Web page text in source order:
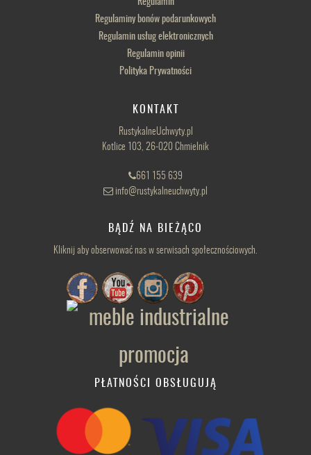
Regulamin
Regulaminy bonów podarunkowych
Regulamin usług elektronicznych
Regulamin opinii
Polityka Prywatności
KONTAKT
RustykalneUchwyty.pl
Kotlice 103, 26-020 Chmielnik
661 155 639
info@rustykalneuchwyty.pl
BĄDŹ NA BIEŻĄCO
Kliknij aby obserwować nas w serwisach społecznościowych.
PŁATNOŚCI OBSŁUGUJĄ